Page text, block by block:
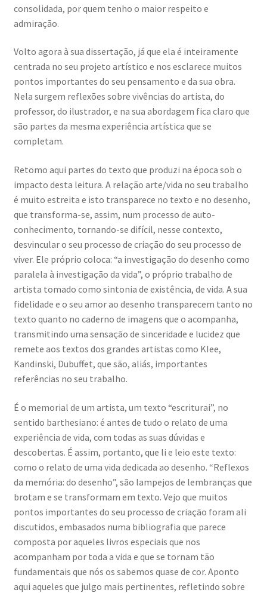
consolidada, por quem tenho o maior respeito e
admiração.
Volto agora à sua dissertação, já que ela é inteiramente
centrada no seu projeto artístico e nos esclarece muitos
pontos importantes do seu pensamento e da sua obra.
Nela surgem reflexões sobre vivências do artista, do
professor, do ilustrador, e na sua abordagem fica claro que
são partes da mesma experiência artística que se
completam.
Retomo aqui partes do texto que produzi na época sob o
impacto desta leitura. A relação arte/vida no seu trabalho
é muito estreita e isto transparece no texto e no desenho,
que transforma-se, assim, num processo de auto-
conhecimento, tornando-se difícil, nesse contexto,
desvincular o seu processo de criação do seu processo de
viver. Ele próprio coloca: “a investigação do desenho como
paralela à investigação da vida”, o próprio trabalho de
artista tomado como sintonia de existência, de vida. A sua
fidelidade e o seu amor ao desenho transparecem tanto no
texto quanto no caderno de imagens que o acompanha,
transmitindo uma sensação de sinceridade e lucidez que
remete aos textos dos grandes artistas como KIee,
Kandinski, Dubuffet, que são, aliás, importantes
referências no seu trabalho.
É o memorial de um artista, um texto “escriturai”, no
sentido barthesiano: é antes de tudo o relato de uma
experiência de vida, com todas as suas dúvidas e
descobertas. É assim, portanto, que li e leio este texto:
como o relato de uma vida dedicada ao desenho. “Reflexos
da memória: do desenho”, são lampejos de lembranças que
brotam e se transformam em texto. Vejo que muitos
pontos importantes do seu processo de criação foram ali
discutidos, embasados numa bibliografia que parece
composta por aqueles livros especiais que nos
acompanham por toda a vida e que se tornam tão
fundamentais que nós os sabemos quase de cor. Aponto
aqui aqueles que julgo mais pertinentes, refletindo sobre